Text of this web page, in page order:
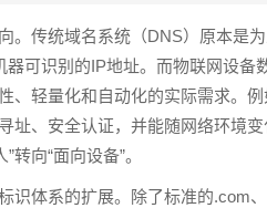
。传统域名系统（DNS）原本是
可识别的IP地址。而物联网设备
轻量化和自动化的实际需求。例
址、安全认证，并能随网络环境
转向“面向设备”。
识体系的扩展。除了标准的.com